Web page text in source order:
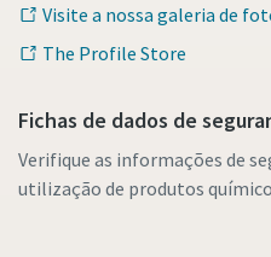
Visite a nossa galeria de
The Profile Store
Fichas de dados de
Verifique as informações de
utilização de produtos